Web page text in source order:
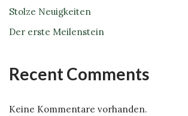
Stolze Neuigkeiten
Der erste Meilenstein
Recent Comments
Keine Kommentare vorhanden.